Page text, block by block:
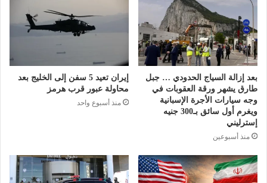
بعد إزالة السياج الحدودي … جبل
طارق يشهر ورقة العقوبات في
وجه سيارات الأجرة الإسبانية
ويغرم أول سائق بـ300 جنيه
إسترليني
منذ أسبوعين
إيران تعيد 5 سفن إلى الخليج بعد
محاولة عبور قرب هرمز
منذ أسبوع واحد